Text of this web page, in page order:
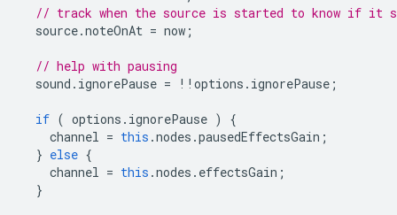
// track when the source is started to know if it
source.noteOnAt = now ;
// help with pausing
sound . ignorePause = !! options . ignorePause ;
if ( options . ignorePause )
{
channel = this .nodes .pausedEffectsGain ;
} else {
channel = this .nodes . effectsGain ;
}